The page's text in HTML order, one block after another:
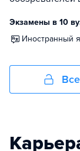
Экзамены в 10
иностранный